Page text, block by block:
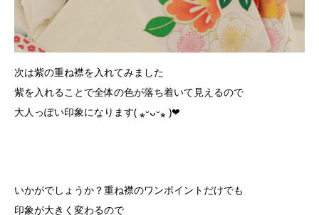
次は紫の重ね襟を入れてみました
紫を入れることで全体の色が落ち着いて見えるので
大人っぽい印象になります( ⁎ᵕᴗᵕ⁎ )❤︎
いかがでしょうか？重ね襟のワンポイントだけでも
印象が大きく変わるので